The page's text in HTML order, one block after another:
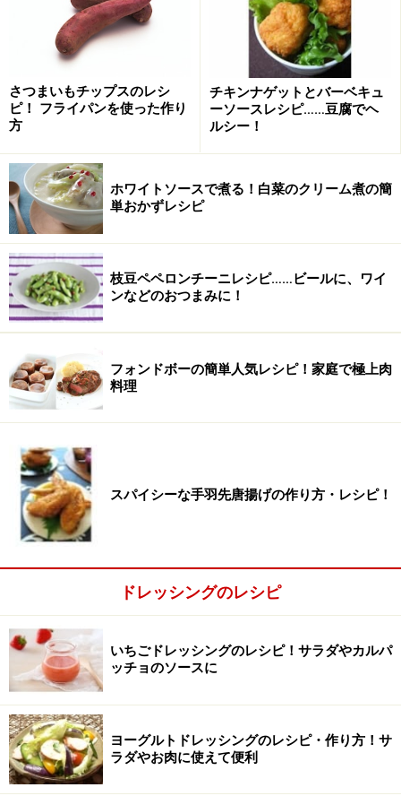
ボウルに、ドレッシングの材料（オレンジジュース、
酢、オリーブオイル、塩）を合わせ、よく混ぜます。
2
オレンジは皮を剥き、実を取り出します。
さつまいもチップスのレシ
ピ！ フライパンを使った作り
方
チキンナゲットとバーベキュ
ーソースレシピ……豆腐でヘ
ルシー！
ホワイトソースで煮る！白菜のクリーム煮の簡
単おかずレシピ
枝豆ペペロンチーニレシピ……ビールに、ワイ
ンなどのおつまみに！
フォンドボーの簡単人気レシピ！家庭で極上肉
料理
スパイシーな手羽先唐揚げの作り方・レシピ！
ドレッシングのレシピ
いちごドレッシングのレシピ！サラダやカルパ
ッチョのソースに
ヨーグルトドレッシングのレシピ・作り方！サ
ラダやお肉に使えて便利